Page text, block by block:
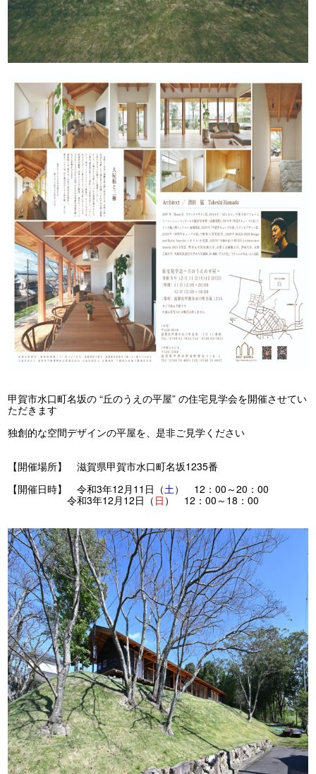
甲賀市水口町名坂の “丘のうえの平屋” の住宅見学会を開催させてい
ただきます
独創的な空間デザインの平屋を、是非ご見学ください
【開催場所】 滋賀県甲賀市水口町名坂1235番
【開催日時】 令和3年12月11日（土） 12：00～20：00
令和3年12月12日（ 日 ） 12：00～18：00